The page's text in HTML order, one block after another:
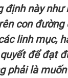
định này
con đường
linh mục,
để đạt
phải là